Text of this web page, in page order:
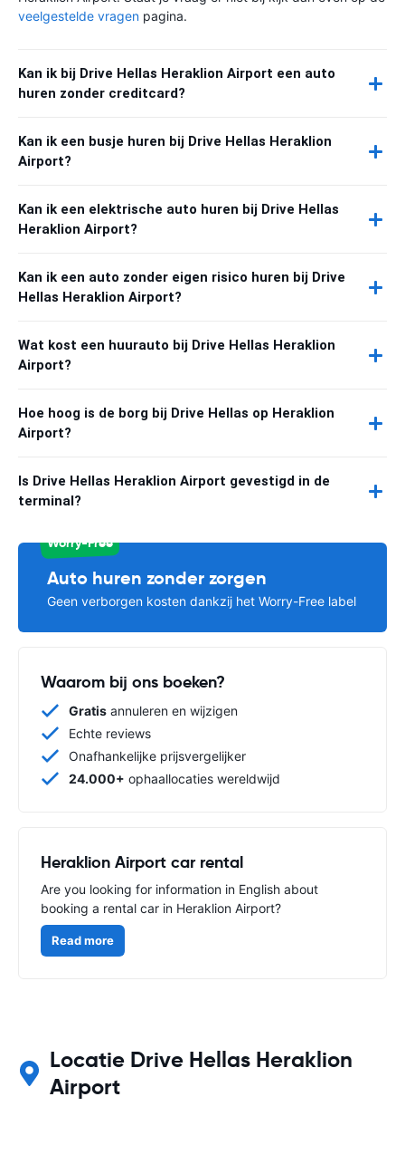
veelgestelde vragen pagina.
Kan ik bij Drive Hellas Heraklion Airport een auto
huren zonder creditcard?
Kan ik een busje huren bij Drive Hellas Heraklion
Airport?
Kan ik een elektrische auto huren bij Drive Hellas
Heraklion Airport?
Kan ik een auto zonder eigen risico huren bij Drive
Hellas Heraklion Airport?
Wat kost een huurauto bij Drive Hellas Heraklion
Airport?
Hoe hoog is de borg bij Drive Hellas op Heraklion
Airport?
Is Drive Hellas Heraklion Airport gevestigd in de
terminal?
Worry-Free
Auto huren zonder zorgen
Geen verborgen kosten dankzij het Worry-Free label
Waarom bij ons boeken?
Gratis annuleren en wijzigen
Echte reviews
Onafhankelijke prijsvergelijker
24.000+ ophaallocaties wereldwijd
Heraklion Airport car rental
Are you looking for information in English about
booking a rental car in Heraklion Airport?
Read more
Locatie Drive Hellas Heraklion
Airport